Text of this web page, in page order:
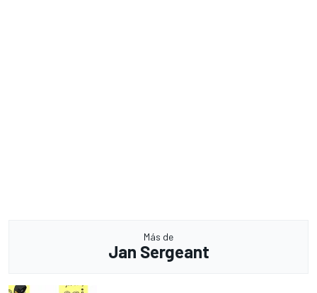
Más de
Jan Sergeant